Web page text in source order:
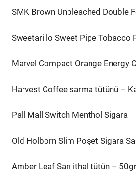
SMK Brown Unbleached Double
Sweetarillo Sweet Pipe Tobacco
Marvel Compact Orange Energy
Harvest Coffee sarma tütünü –
Pall Mall Switch Menthol Sigara
Old Holborn Slim Poşet Sigara
Amber Leaf Sarı ithal tütün – 50gr